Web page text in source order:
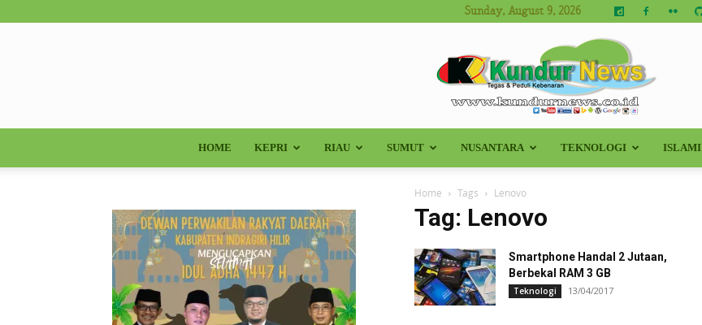
Sunday, August 9, 2026
Kundur
News
HOME KEPRI RIAU SUMUT NUSANTARA TEKNOLOGI ISLAMI
Home Tags Lenovo
Tag: Lenovo
Smartphone Handal 2 Jutaan,
Berbekal RAM 3 GB
Teknologi 13/04/2017